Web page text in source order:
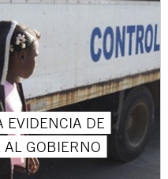
EVIDENCIA DE
GOBIERNO